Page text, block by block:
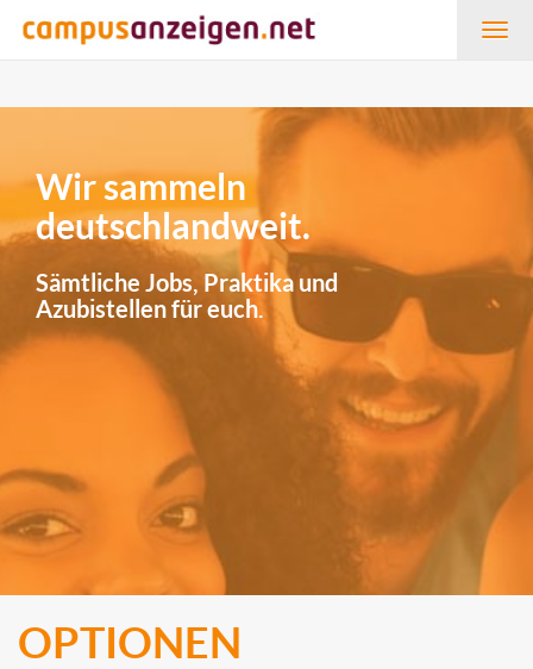
Wir sammeln
deutschlandweit.
Sämtliche Jobs, Praktika und
Azubistellen für euch.
OPTIONEN